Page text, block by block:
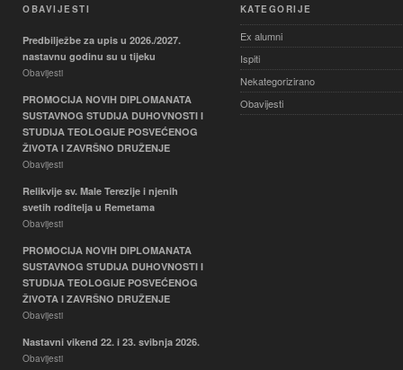
PROMOCIJA NOVIH
STUDIJA DUHOVNOSTI I
STUDIJA TEOLOGIJE
POSVEĆENOG ŽIVOTA I
ZAVRŠNO DRUŽENJE
Obavijesti
Nastavni vikend 22. i 23. svibnja
2026.
Obavijesti
Aretološka dimenzija duhovnog
života – ispit
Ispiti
Mediji i društvo – ispit
Ispiti
Hodočašće relikvija sv. Male
Terezije i sv. roditelja Zelije i
Remteske od 1. do 4. svibnja
2026.
OBAVIJESTI
Predbilježbe za upis u 2026./2027.
nastavnu godinu su u tijeku
Obavijesti
PROMOCIJA NOVIH DIPLOMANATA
SUSTAVNOG STUDIJA DUHOVNOSTI I
STUDIJA TEOLOGIJE POSVEĆENOG
ŽIVOTA I ZAVRŠNO DRUŽENJE
Obavijesti
Relikvije sv. Male Terezije i njenih
svetih roditelja u Remetama
Obavijesti
PROMOCIJA NOVIH DIPLOMANATA
SUSTAVNOG STUDIJA DUHOVNOSTI I
STUDIJA TEOLOGIJE POSVEĆENOG
ŽIVOTA I ZAVRŠNO DRUŽENJE
Obavijesti
Nastavni vikend 22. i 23. svibnja 2026.
Obavijesti
KATEGORIJE
Ex alumni
Ispiti
Nekategorizirano
Obavijesti